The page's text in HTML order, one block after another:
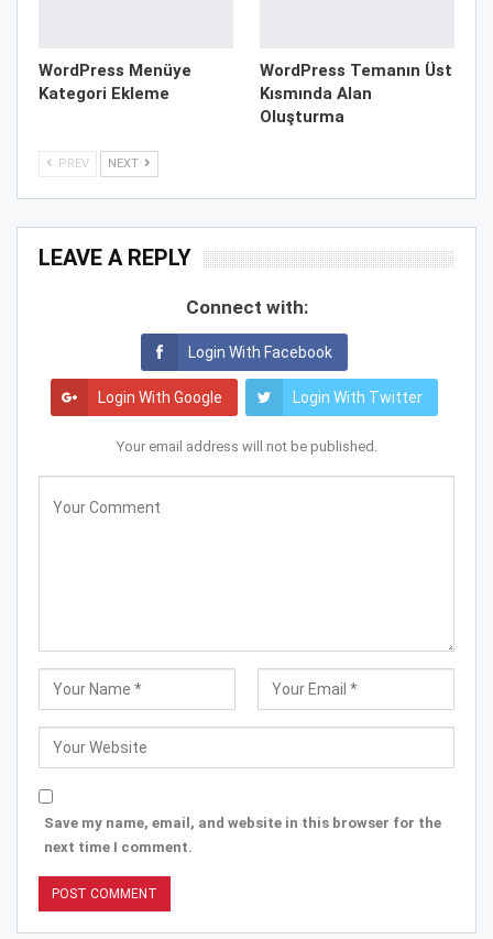
WordPress Menüye
Kategori Ekleme
WordPress Temanın Üst
Kısmında Alan
Oluşturma
PREV NEXT
LEAVE A REPLY
Connect with:
Login With Facebook
Login With Google Login With Twitter
Your email address will not be published.
Save my name, email, and website in this browser for the
next time I comment.